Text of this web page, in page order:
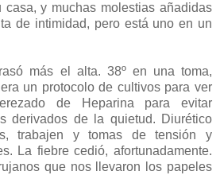
casa, y muchas molestias añadidas
de intimidad, pero está uno en un
más el alta. 38º en una toma,
un protocolo de cultivos para ver
de Heparina para evitar
derivados de la quietud. Diurético
trabajen y tomas de tensión y
La fiebre cedió, afortunadamente.
que nos llevaron los papeles